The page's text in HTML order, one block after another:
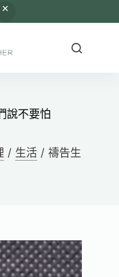
說不要怕
/ 生活 /禱告生